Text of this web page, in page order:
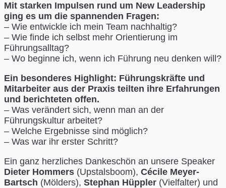
Mit starken Impulsen rund um New Leadership
ging es um die spannenden Fragen:
– Wie entwickle ich mein Team nachhaltig?
– Wie finde ich selbst mehr Orientierung im
Führungsalltag?
– Wo beginne ich, wenn ich Führung neu denken will?
Ein besonderes Highlight: Führungskräfte und
Mitarbeiter aus der Praxis teilten ihre Erfahrungen
und berichteten offen.
– Was verändert sich, wenn man an der
Führungskultur arbeitet?
– Welche Ergebnisse sind möglich?
– Was war ihr erster Schritt?
Ein ganz herzliches Dankeschön an unsere Speaker
Dieter Hommers (Upstalsboom), Cécile Meyer-
Bartsch (Mölders), Stephan Hüppler (Vielfalter) und